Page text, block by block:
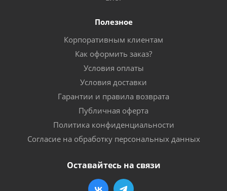
Полезное
Корпоративным клиентам
Как оформить заказ?
Условия оплаты
Условия доставки
Гарантии и правила возврата
Публичная оферта
Политика конфиденциальности
Согласие на обработку персональных данных
Оставайтесь на связи